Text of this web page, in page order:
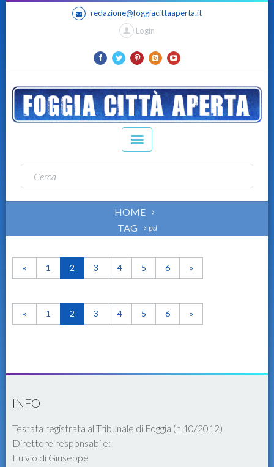
redazione@foggiacittaaperta.it
Login
HOME
TAG
pd
« 1 2 3 4 5 6 »
« 1 2 3 4 5 6 »
INFO
Testata registrata al Tribunale di Foggia (n.10/2012)
Direttore responsabile:
Fulvio di Giuseppe